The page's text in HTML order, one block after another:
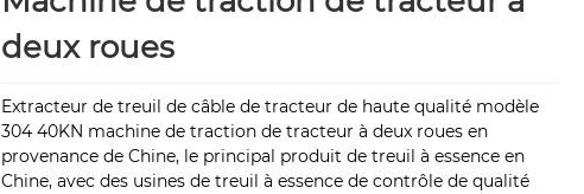
deux roues
Extracteur de treuil de câble de tracteur de haute qualité modèle
304 40KN machine de traction de tracteur à deux roues en
provenance de Chine, le principal produit de treuil à essence en
Chine, avec des usines de treuil à essence de contrôle de qualité